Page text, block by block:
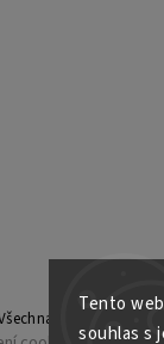
Tento
souhlas s
práva